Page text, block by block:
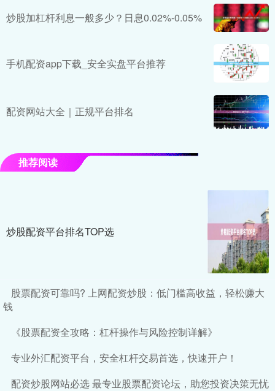
炒股加杠杆利息一般多少？日息0.02%-0.05%
手机配资app下载_安全实盘平台推荐
配资网站大全｜正规平台排名
推荐阅读
炒股配资平台排名TOP选
股票配资可靠吗? 上网配资炒股：低门槛高收益，轻松赚大
钱
《股票配资全攻略：杠杆操作与风险控制详解》
专业外汇配资平台，安全杠杆交易首选，快速开户！
配资炒股网站必选 最专业股票配资论坛，助您投资决策无忧